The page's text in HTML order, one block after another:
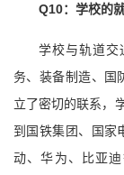
Q10：学校的
学校与轨道交
务、装备制造、国
立了密切的联系，
到国铁集团、国家
动、华为、比亚